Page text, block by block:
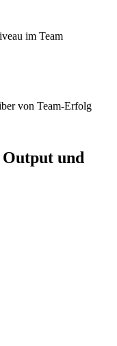
im Team
von Team-Erfolg
Output und